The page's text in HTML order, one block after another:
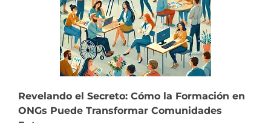
Revelando el Secreto: Cómo la Formación en
ONGs Puede Transformar Comunidades